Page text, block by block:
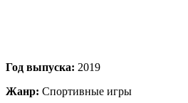
Год выпуска: 2019
Жанр: Спортивные игры